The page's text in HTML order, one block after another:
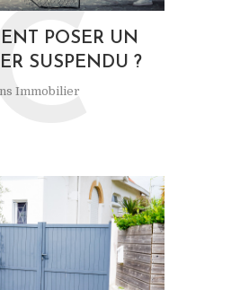
POSER UN
SUSPENDU ?
Immobilier